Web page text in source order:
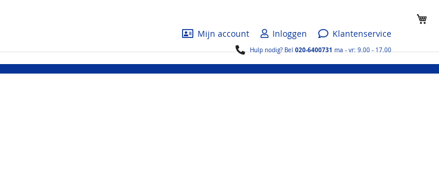
Mijn account
Inloggen Klantenservice
Hulp nodig? Bel020-6400731ma - vr: 9.00 - 17.00